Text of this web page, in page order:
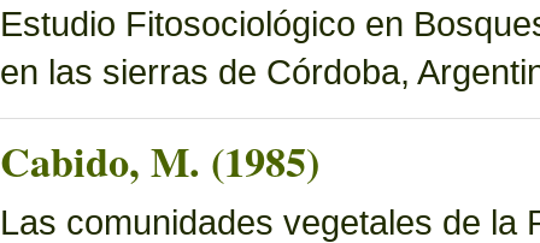
Estudio Fitosociológico en
en las sierras de Córdoba,
Cabido, M. (1985)
Las comunidades vegetales de la